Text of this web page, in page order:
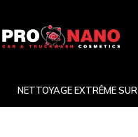
NETTOYAGE EXTRÊME